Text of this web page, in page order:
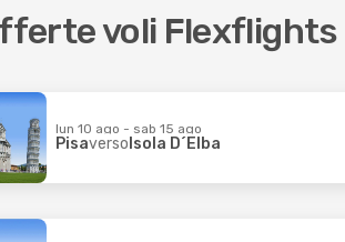
voli
lun 10 ago - sab 15 ago
Pisaverso Isola D´Elba